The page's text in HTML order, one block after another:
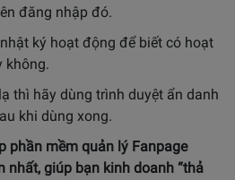
đăng nhập đó.
ký hoạt động để biết có hoạt
không.
thì hãy dùng trình duyệt ẩn danh
khi dùng xong.
phần mềm quản lý Fanpage
nhất, giúp bạn kinh doanh “thả